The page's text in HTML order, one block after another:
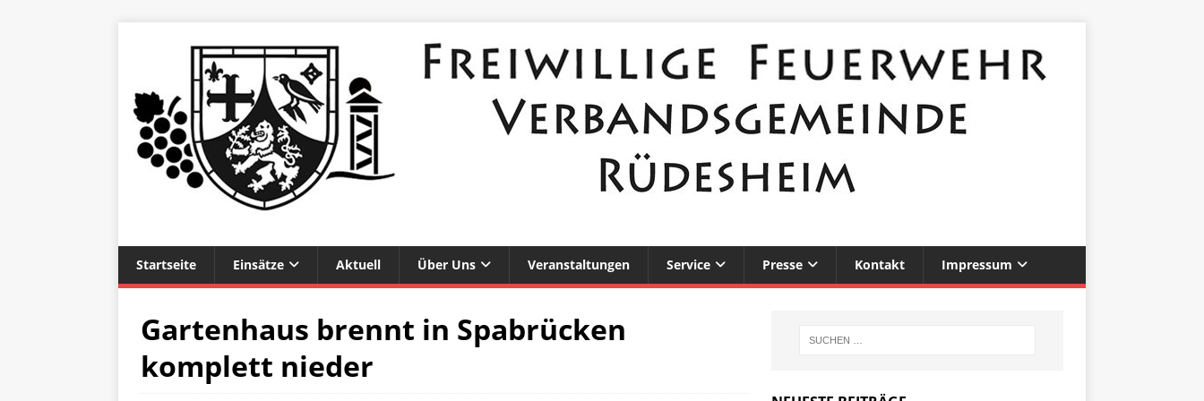
Startseite Einsätze Aktuell Über Uns Veranstaltungen Service Presse Kontakt Impressum
Gartenhaus brennt in Spabrücken
komplett nieder